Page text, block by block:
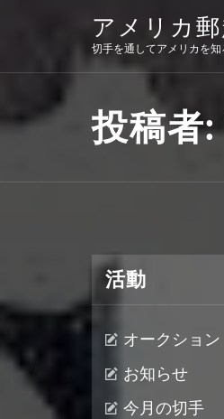
アメリカ
切手を通してアメリカを知
投稿
活動
オークション
お知らせ
今月の切手